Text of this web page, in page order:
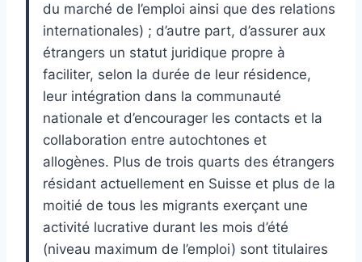
du marché de l’emploi ainsi que des relations
internationales) ; d’autre part, d’assurer aux
étrangers un statut juridique propre à
faciliter, selon la durée de leur résidence,
leur intégration dans la communauté
nationale et d’encourager les contacts et la
collaboration entre autochtones et
allogènes. Plus de trois quarts des étrangers
résidant actuellement en Suisse et plus de la
moitié de tous les migrants exerçant une
activité lucrative durant les mois d’été
(niveau maximum de l’emploi) sont titulaires